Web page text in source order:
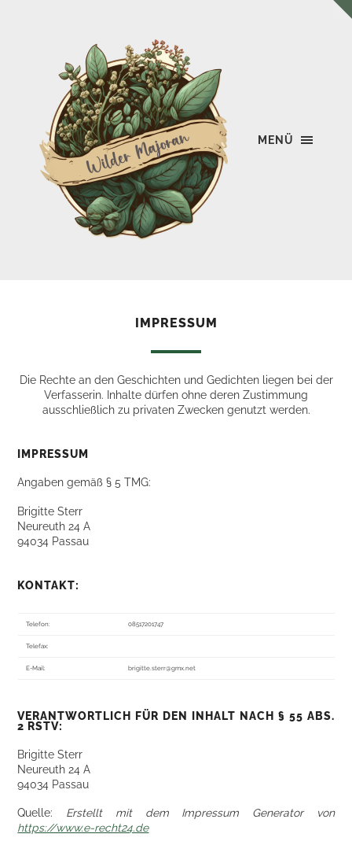
MENÜ
IMPRESSUM
Die Rechte an den Geschichten und Gedichten liegen bei der
Verfasserin. Inhalte dürfen ohne deren Zustimmung
ausschließlich zu privaten Zwecken genutzt werden.
IMPRESSUM
Angaben gemäß § 5 TMG:
Brigitte Sterr
Neureuth 24 A
94034 Passau
KONTAKT:
Telefon: 08517201747
Telefax:
E-Mail: brigitte.sterr@gmx.net
VERANTWORTLICH FÜR DEN INHALT NACH § 55 ABS.
2 RSTV:
Brigitte Sterr
Neureuth 24 A
94034 Passau
Quelle: Erstellt mit dem Impressum Generator von
https://www.e-recht24.de